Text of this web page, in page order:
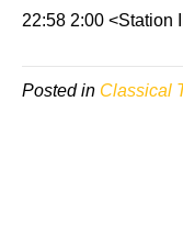
22:58 2:00 <Station
Posted in Classical